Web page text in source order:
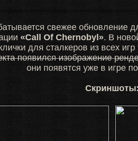
свежее обновление
«Call Of Chernobyl». В
для сталкеров из всех
появился изображение
они появятся уже в игре